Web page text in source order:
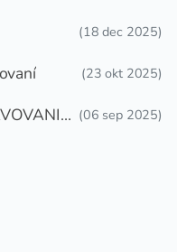
(18 dec 2025)
(23 okt 2025)
(06 sep 2025)